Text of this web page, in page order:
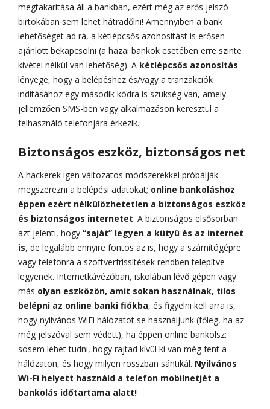
megtakarítása áll a bankban, ezért még az erős jelszó
birtokában sem lehet hátradőlni! Amennyiben a bank
lehetőséget ad rá, a kétlépcsős azonosítást is erősen
ajánlott bekapcsolni (a hazai bankok esetében erre szinte
kivétel nélkül van lehetőség). A kétlépcsős azonosítás
lényege, hogy a belépéshez és/vagy a tranzakciók
indításához egy második kódra is szükség van, amely
jellemzően SMS-ben vagy alkalmazáson keresztül a
felhasználó telefonjára érkezik.
Biztonságos eszköz, biztonságos net
A hackerek igen változatos módszerekkel próbálják
megszerezni a belépési adatokat; online bankoláshoz
éppen ezért nélkülözhetetlen a biztonságos eszköz
és biztonságos internetet. A biztonságos elsősorban
azt jelenti, hogy “saját” legyen a kütyü és az internet
is, de legalább ennyire fontos az is, hogy a számítógépre
vagy telefonra a szoftverfrissítések rendben telepítve
legyenek. Internetkávézóban, iskolában lévő gépen vagy
más olyan eszközön, amit sokan használnak, tilos
belépni az online banki fiókba, és figyelni kell arra is,
hogy nyilvános WiFi hálózatot se használjunk (főleg, ha az
még jelszóval sem védett), ha éppen online bankolsz:
sosem lehet tudni, hogy rajtad kívül ki van még fent a
hálózaton, és hogy milyen rosszban sántikál. Nyilvános
Wi-Fi helyett használd a telefon mobilnetjét a
bankolás időtartama alatt!